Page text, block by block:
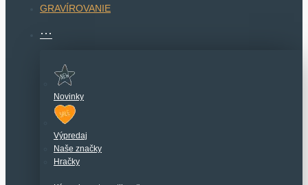
GRAVÍROVANIE
···
Novinky
Výpredaj
Naše značky
Hračky